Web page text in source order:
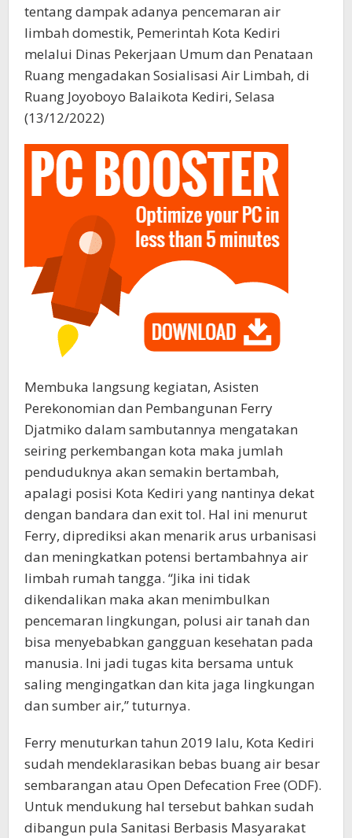
tentang dampak adanya pencemaran air
limbah domestik, Pemerintah Kota Kediri
melalui Dinas Pekerjaan Umum dan Penataan
Ruang mengadakan Sosialisasi Air Limbah, di
Ruang Joyoboyo Balaikota Kediri, Selasa
(13/12/2022)
Membuka langsung kegiatan, Asisten
Perekonomian dan Pembangunan Ferry
Djatmiko dalam sambutannya mengatakan
seiring perkembangan kota maka jumlah
penduduknya akan semakin bertambah,
apalagi posisi Kota Kediri yang nantinya dekat
dengan bandara dan exit tol. Hal ini menurut
Ferry, diprediksi akan menarik arus urbanisasi
dan meningkatkan potensi bertambahnya air
limbah rumah tangga. “Jika ini tidak
dikendalikan maka akan menimbulkan
pencemaran lingkungan, polusi air tanah dan
bisa menyebabkan gangguan kesehatan pada
manusia. Ini jadi tugas kita bersama untuk
saling mengingatkan dan kita jaga lingkungan
dan sumber air,” tuturnya.
Ferry menuturkan tahun 2019 lalu, Kota Kediri
sudah mendeklarasikan bebas buang air besar
sembarangan atau Open Defecation Free (ODF).
Untuk mendukung hal tersebut bahkan sudah
dibangun pula Sanitasi Berbasis Masyarakat